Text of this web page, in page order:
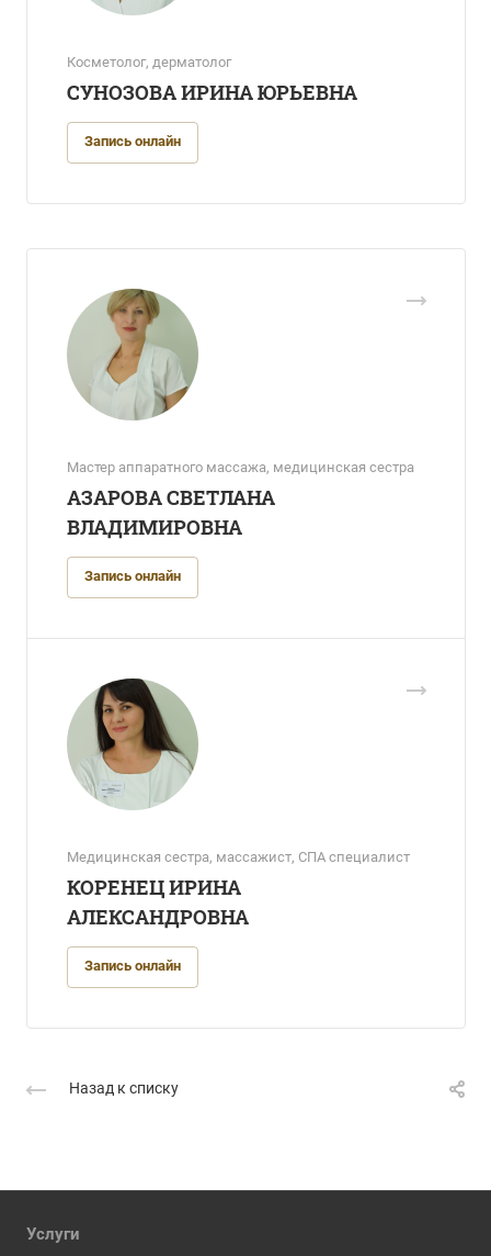
Косметолог, дерматолог
СУНОЗОВА ИРИНА ЮРЬЕВНА
Запись онлайн
Мастер аппаратного массажа, медицинская сестра
АЗАРОВА СВЕТЛАНА
ВЛАДИМИРОВНА
Запись онлайн
Медицинская сестра, массажист, СПА специалист
КОРЕНЕЦ ИРИНА
АЛЕКСАНДРОВНА
Запись онлайн
Назад к списку
Услуги